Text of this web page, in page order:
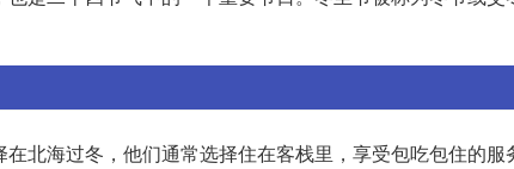
北海过冬，他们通常选择住在客栈里，享受包吃包住的服